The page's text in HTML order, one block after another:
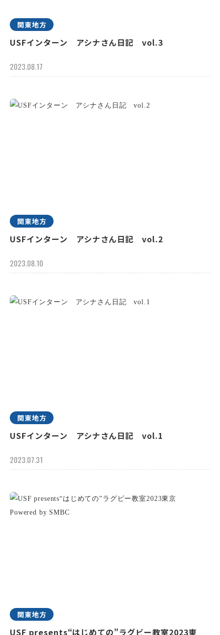
関東地方
USFインターン アシナさん日記 vol.3
2023.08.17
関東地方
USFインターン アシナさん日記 vol.2
2023.08.10
関東地方
USFインターン アシナさん日記 vol.1
2023.07.31
関東地方
USF presents“はじめての”ラグビー教室2023東